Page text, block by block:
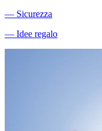
― Sicurezza
― Idee regalo